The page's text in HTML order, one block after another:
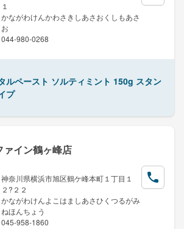
１
かながわけんかわさきしあさおくしもあさ
お
044-980-0268
ルペースト ソルティミント 150g スタン
プ
ァイン鶴ヶ峰店
神奈川県横浜市旭区鶴ケ峰本町１丁目１
２?２２
かながわけんよこはましあさひくつるがみ
ねほんちょう
045-958-1860